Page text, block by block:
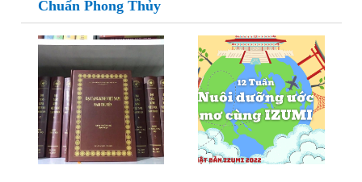
Chuẩn Phong Thủy